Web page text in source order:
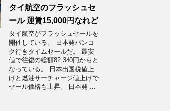
タイ航空のフラッシュセ
ール 運賃15,000円なれど
タイ航空がフラッシュセールを
開催している。 日本発バンコ
ク行きタイムセールだ。 最安
値で往復の総額82,340円からと
なっている。 日本出国税値上
げと燃油サーチャージ値上げで
セール価格も上昇。 日本発 ...